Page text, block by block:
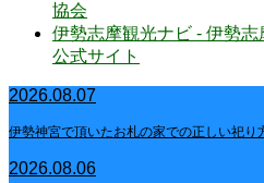
協会
伊勢志摩観光ナビ - 伊勢
公式サイト
2026.08.07
伊勢神宮で頂いたお札の家での正しい祀り
2026.08.06